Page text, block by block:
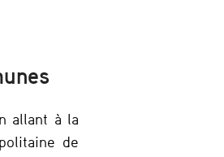
allant à la
de